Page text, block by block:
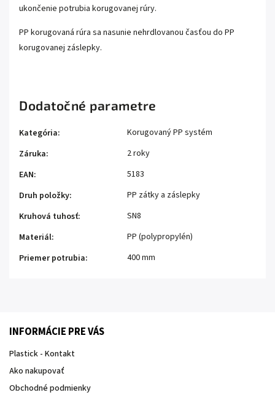
ukončenie potrubia korugovanej rúry.
PP korugovaná rúra sa nasunie nehrdlovanou časťou do PP
korugovanej záslepky.
Dodatočné parametre
Kategória:
Korugovaný PP systém
Záruka:
2 roky
EAN:
5183
Druh položky:
PP zátky a záslepky
Kruhová tuhosť:
SN8
Materiál:
PP (polypropylén)
Priemer potrubia: 400 mm
INFORMÁCIE PRE VÁS
Plastick - Kontakt
Ako nakupovať
Obchodné podmienky